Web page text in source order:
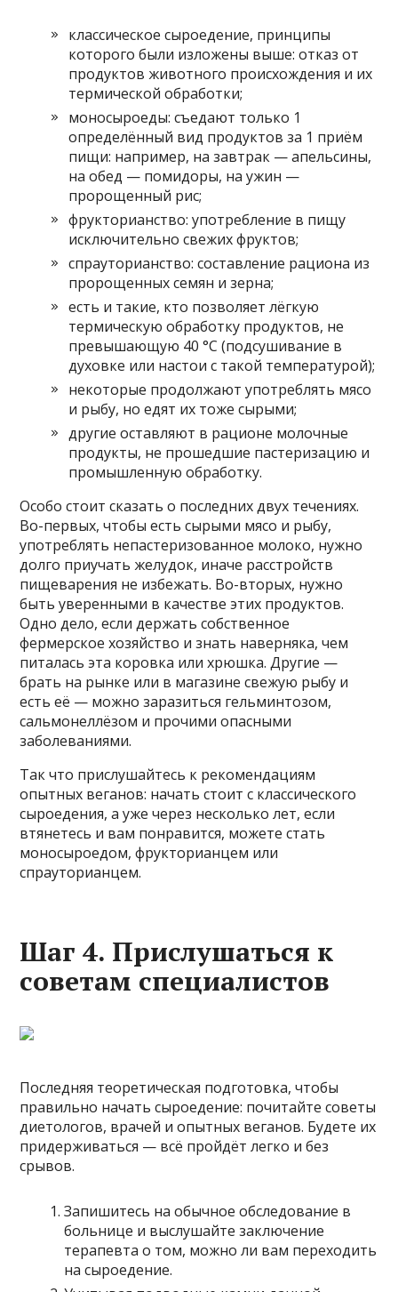
классическое сыроедение, принципы
которого были изложены выше: отказ от
продуктов животного происхождения и их
термической обработки;
моносыроеды: съедают только 1
определённый вид продуктов за 1 приём
пищи: например, на завтрак — апельсины,
на обед — помидоры, на ужин —
пророщенный рис;
фрукторианство: употребление в пищу
исключительно свежих фруктов;
спрауторианство: составление рациона из
пророщенных семян и зерна;
есть и такие, кто позволяет лёгкую
термическую обработку продуктов, не
превышающую 40 °С (подсушивание в
духовке или настои с такой температурой);
некоторые продолжают употреблять мясо
и рыбу, но едят их тоже сырыми;
другие оставляют в рационе молочные
продукты, не прошедшие пастеризацию и
промышленную обработку.
Особо стоит сказать о последних двух течениях.
Во-первых, чтобы есть сырыми мясо и рыбу,
употреблять непастеризованное молоко, нужно
долго приучать желудок, иначе расстройств
пищеварения не избежать. Во-вторых, нужно
быть уверенными в качестве этих продуктов.
Одно дело, если держать собственное
фермерское хозяйство и знать наверняка, чем
питалась эта коровка или хрюшка. Другие —
брать на рынке или в магазине свежую рыбу и
есть её — можно заразиться гельминтозом,
сальмонеллёзом и прочими опасными
заболеваниями.
Так что прислушайтесь к рекомендациям
опытных веганов: начать стоит с классического
сыроедения, а уже через несколько лет, если
втянетесь и вам понравится, можете стать
моносыроедом, фрукторианцем или
спрауторианцем.
Шаг 4. Прислушаться к
советам специалистов
Последняя теоретическая подготовка, чтобы
правильно начать сыроедение: почитайте советы
диетологов, врачей и опытных веганов. Будете их
придерживаться — всё пройдёт легко и без
срывов.
Запишитесь на обычное обследование в
больнице и выслушайте заключение
терапевта о том, можно ли вам переходить
на сыроедение.